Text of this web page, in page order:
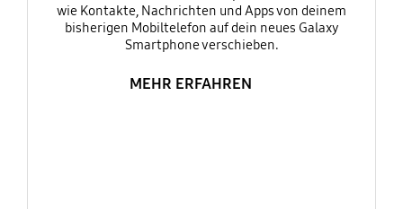
wie Kontakte, Nachrichten und Apps von deinem
bisherigen Mobiltelefon auf dein neues Galaxy
Smartphone verschieben.
MEHR ERFAHREN